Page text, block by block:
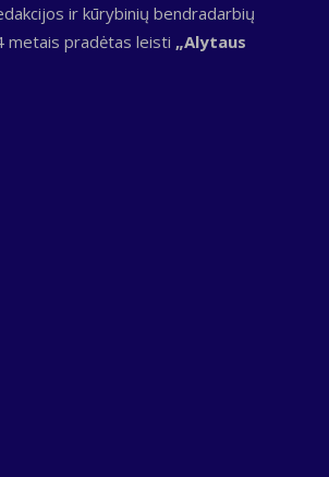
ir kūrybinių bendradarbių
metais pradėtas leisti „Alytaus